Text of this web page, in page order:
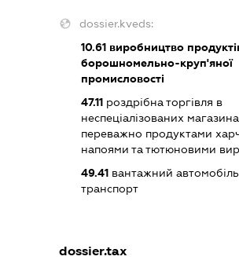
dossier.kveds:
10.61 виробництво
борошномельно-круп'яної
промисловості
47.11 роздрібна торгівля в
неспеціалізованих
переважно продуктами
напоями та тютюновими
49.41 вантажний
транспорт
dossier.tax